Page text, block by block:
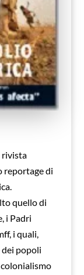
rivista
reportage di
quello di
i Padri
i quali,
dei popoli